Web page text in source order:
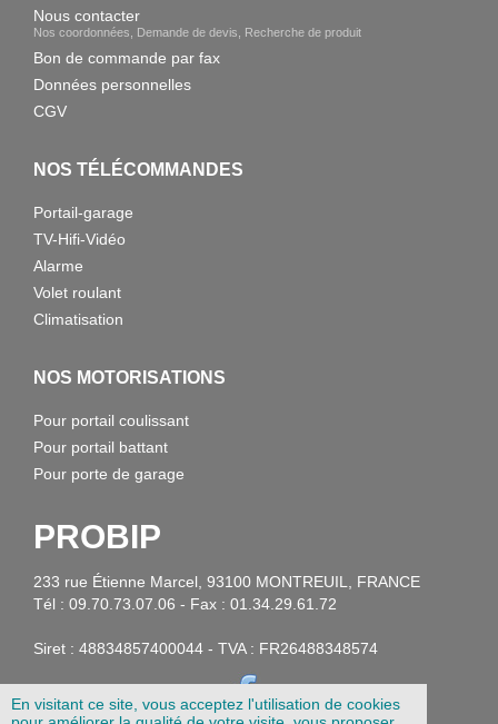
En visitant ce site, vous acceptez l'utilisation de cookies
Nous contacter
Nos coordonnées, Demande de devis, Recherche de produit
Bon de commande par fax
Données personnelles
CGV
NOS TÉLÉCOMMANDES
Portail-garage
TV-Hifi-Vidéo
Alarme
Volet roulant
Climatisation
NOS MOTORISATIONS
Pour portail coulissant
Pour portail battant
Pour porte de garage
PROBIP
233 rue Étienne Marcel, 93100 MONTREUIL, FRANCE
Tél : 09.70.73.07.06 - Fax : 01.34.29.61.72
Siret : 48834857400044 - TVA : FR26488348574